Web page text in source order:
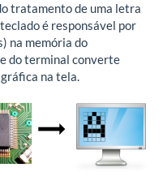
tratamento de uma letra
é responsável por
na memória do
do terminal converte
na tela.